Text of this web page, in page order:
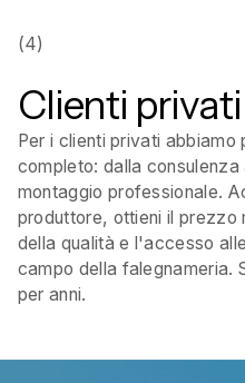
(4)
Clienti privati
Per i clienti privati abbiamo
completo: dalla
montaggio professionale.
produttore, ottieni il prezzo
della qualità e l'accesso
campo della falegnameria.
per anni.